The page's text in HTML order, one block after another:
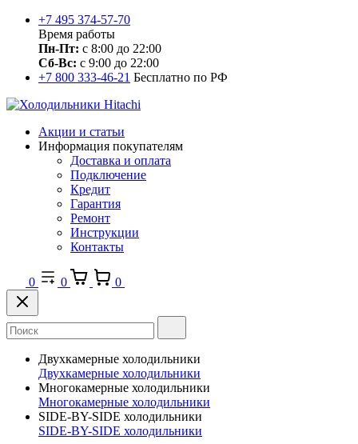
+7 495 374-57-70
Время работы
Пн-Пт: с 8:00 до 22:00
Сб-Вс: с 9:00 до 22:00
+7 800 333-46-21 Бесплатно по РФ
Акции и статьи
Информация покупателям
Доставка и оплата
Подключение
Кредит
Гарантия
Ремонт
Инструкции
Контакты
0 0 0
Двухкамерные холодильники
Двухкамерные холодильники
Многокамерные холодильники
Многокамерные холодильники
SIDE-BY-SIDE холодильники
SIDE-BY-SIDE холодильники